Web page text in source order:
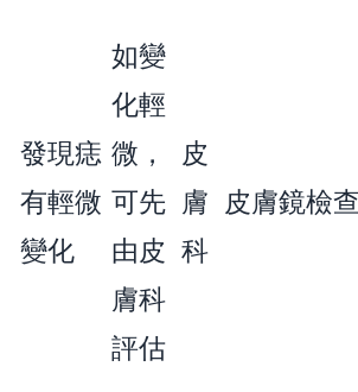
發現痣
有輕微
變化
如變
化輕
微，
可先
由皮
膚科
評估
皮
膚
科
皮膚鏡檢查